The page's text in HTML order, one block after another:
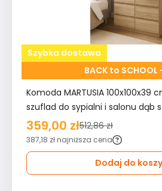
Szybka dostawa
BACK to SCHOOL
Komoda MARTUSIA 100x100x39
szuflad do sypialni i salonu dąb
359,00 zł512,86 zł
387,18 zł najniższa cena
Dodaj do